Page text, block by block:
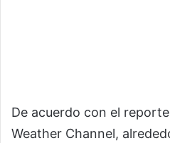
De acuerdo con el
Weather Channel,